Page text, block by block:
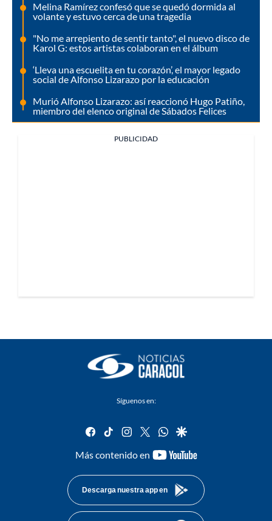
Melina Ramírez confesó que se quedó dormida al
volante y estuvo cerca de una tragedia
"No me arrepiento de sentir tanto", el nuevo disco de
Karol G: estos artistas colaboran en el álbum
‘Lleva una escuelita en tu corazón’, el mayor legado
social de Alfonso Lizarazo por la educación
Murió Alfonso Lizarazo: así reaccionó Hugo Patiño,
miembro del elenco original de Sábados Felices
PUBLICIDAD
Síguenos en:
facebook
tiktok instagram
twitterwhatsapp
google
Más contenido en
youtube-
Descarga nuestra app en